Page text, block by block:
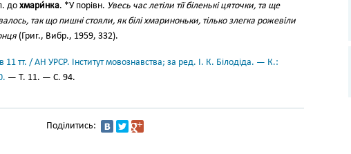
дохмари́нка. *У порівн. Увесь час летіли тії біленькі цяточки, та ще
так що пишні стояли, як білі хмариноньки, тілько злегка рожевіли
(Григ., Вибр., 1959, 332).
11 тт. / АН УРСР. Інститут мовознавства; за ред. І. К. Білодіда. — К.:
— Т. 11. — С. 94.
Поділитись: